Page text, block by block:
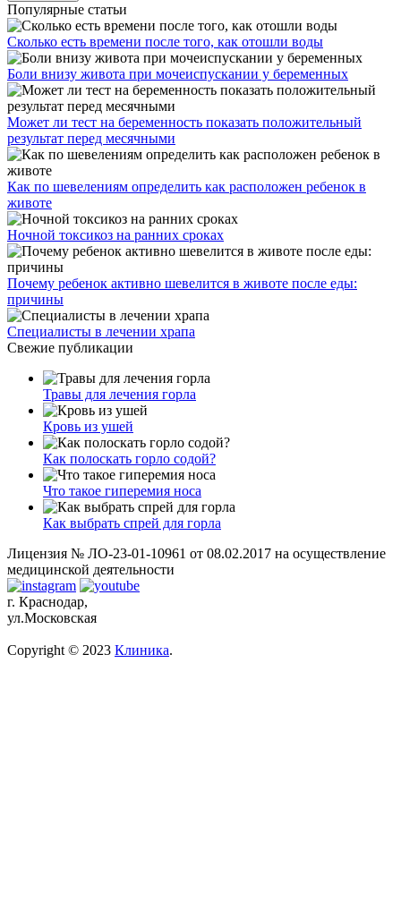
Популярные статьи
Сколько есть времени после того, как отошли воды
Боли внизу живота при мочеиспускании у беременных
Может ли тест на беременность показать положительный
результат перед месячными
Как по шевелениям определить как расположен ребенок в
животе
Ночной токсикоз на ранних сроках
Почему ребенок активно шевелится в животе после еды:
причины
Специалисты в лечении храпа
Свежие публикации
Травы для лечения горла
Кровь из ушей
Как полоскать горло содой?
Что такое гиперемия носа
Как выбрать спрей для горла
Лицензия № ЛО-23-01-10961 от 08.02.2017 на осуществление
медицинской деятельности
г. Краснодар,
ул.Московская
Copyright © 2023 Клиника.